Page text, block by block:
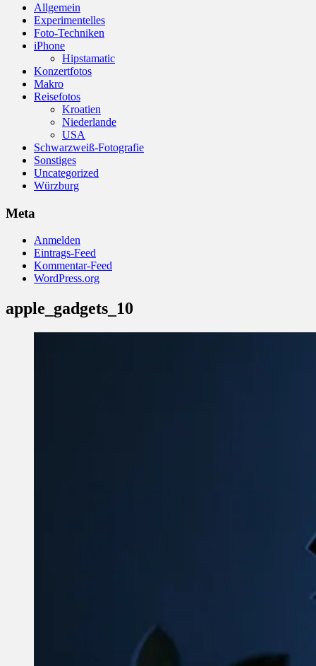
Allgemein
Experimentelles
Foto-Techniken
iPhone
Hipstamatic
Konzertfotos
Makro
Reisefotos
Kroatien
Niederlande
USA
Schwarzweiß-Fotografie
Sonstiges
Uncategorized
Würzburg
Meta
Anmelden
Eintrags-Feed
Kommentar-Feed
WordPress.org
apple_gadgets_10